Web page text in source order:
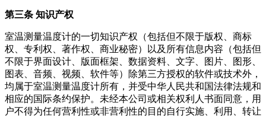
第三条 知识产权
室温测量温度计的一切知识产权（包括但不限于版权、商标
权、专利权、著作权、商业秘密）以及所有信息内容（包括但
不限于界面设计、版面框架、数据资料、文字、图片、图形、
图表、音频、视频、软件等）除第三方授权的软件或技术外，
均属于室温测量温度计所有，并受中华人民共和国法律法规和
相应的国际条约保护。未经本公司或相关权利人书面同意，用
户不得为任何营利性或非营利性的目的自行实施、利用、转让